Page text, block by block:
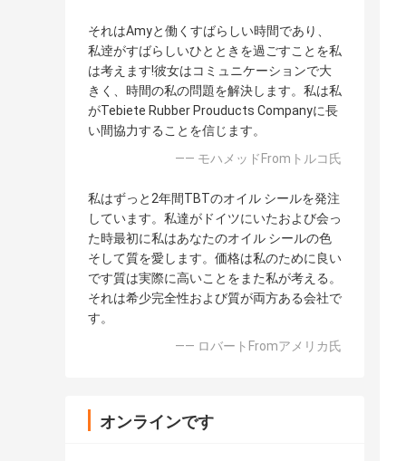
それはAmyと働くすばらしい時間であり、
私逹がすばらしいひとときを過ごすことを私
は考えます!彼女はコミュニケーションで大
きく、時間の私の問題を解決します。私は私
がTebiete Rubber Prouducts Companyに長
い間協力することを信じます。
—— モハメッドFromトルコ氏
私はずっと2年間TBTのオイル シールを発注
しています。私達がドイツにいたおよび会っ
た時最初に私はあなたのオイル シールの色
そして質を愛します。価格は私のために良い
です質は実際に高いことをまた私が考える。
それは希少完全性および質が両方ある会社で
す。
—— ロバートFromアメリカ氏
オンラインです